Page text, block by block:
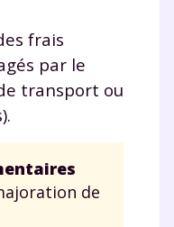
frais
par le
transport ou
de